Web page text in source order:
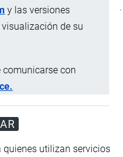
y las versiones
de su
con
electrónico mundial.
tendrán rebajas
representa una
ecuatorianos accedan
moda, accesorios y otros
más bajos que los
Day se ha
quienes utilizan servicios